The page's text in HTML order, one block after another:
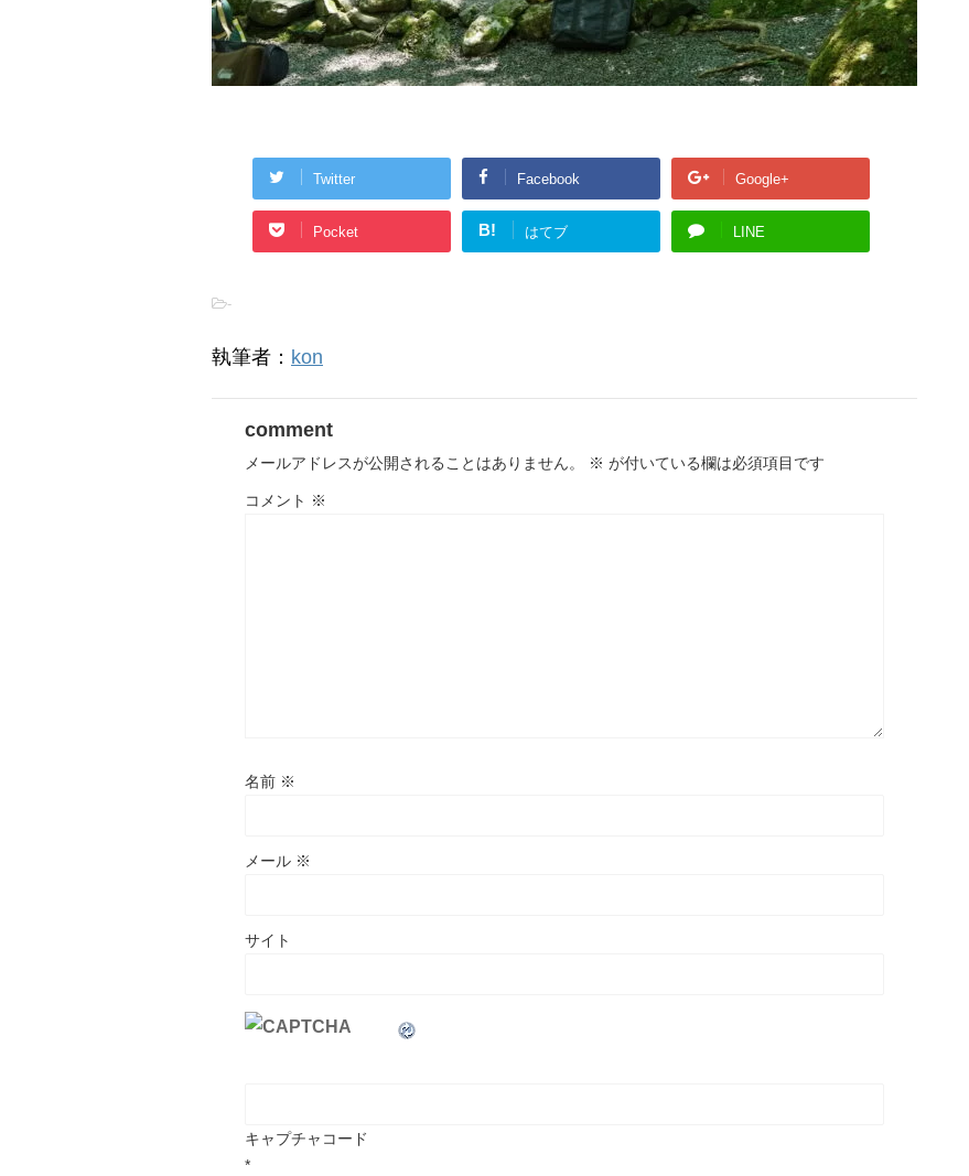
Twitter Facebook Google+
Pocket B! はてブ LINE
-
執筆者： kon
comment
メールアドレスが公開されることはありません。 ※ が付いている欄は必須項目です
コメント ※
名前 ※
メール ※
サイト
キャプチャコード
*